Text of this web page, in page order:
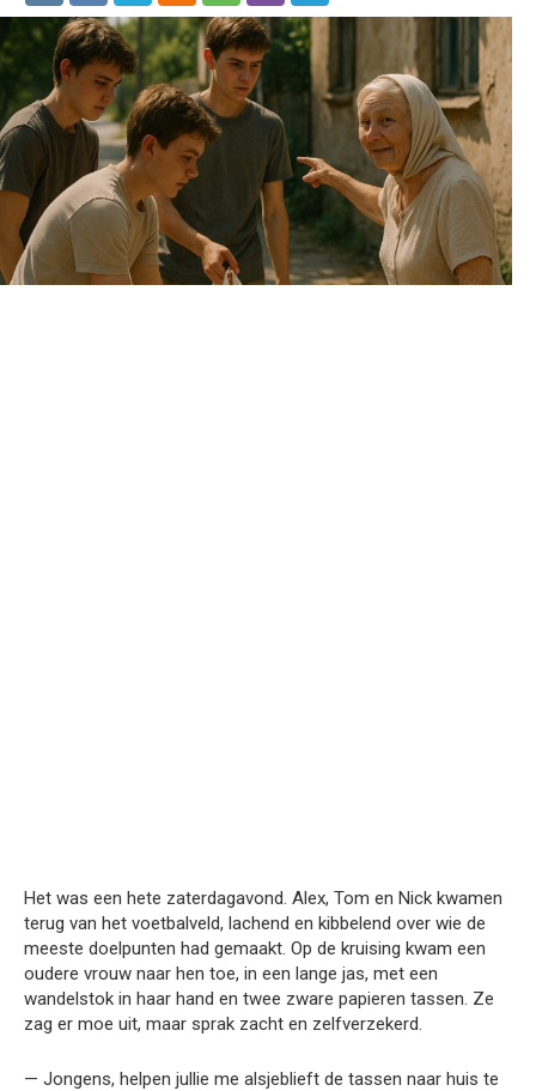
Het was een hete zaterdagavond. Alex, Tom en Nick kwamen
terug van het voetbalveld, lachend en kibbelend over wie de
meeste doelpunten had gemaakt. Op de kruising kwam een
oudere vrouw naar hen toe, in een lange jas, met een
wandelstok in haar hand en twee zware papieren tassen. Ze
zag er moe uit, maar sprak zacht en zelfverzekerd.
— Jongens, helpen jullie me alsjeblieft de tassen naar huis te